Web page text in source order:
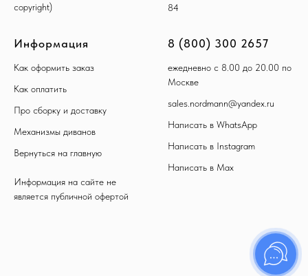
copyright)
84
Информация
Как оформить заказ
Как оплатить
Про сборку и доставку
Механизмы диванов
Вернуться на главную
Информация на сайте не
является публичной офертой
8 (800) 300 2657
ежедневно с 8.00 до 20.00 по
Москве
sales.nordmann@yandex.ru
Написать в WhatsApp
Написать в Instagram
Написать в Max